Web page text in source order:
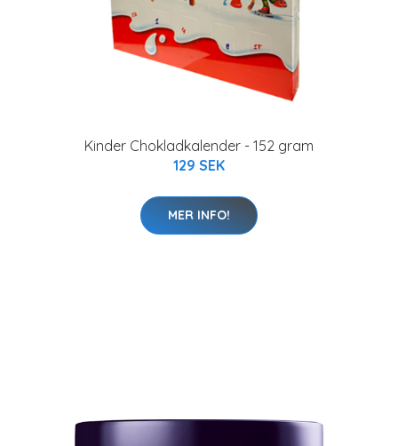
Kinder Chokladkalender - 152 gram
129 SEK
MER INFO!